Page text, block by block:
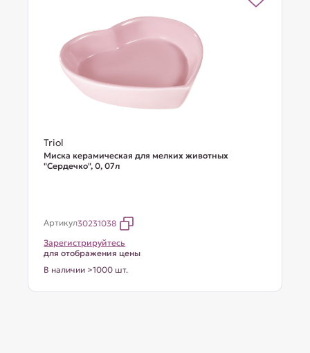
Triol
Миска керамическая для мелких животных
"Сердечко", 0, 07л
Артикул30231038
Зарегистрируйтесь
для отображения цены
В наличии >1000 шт.